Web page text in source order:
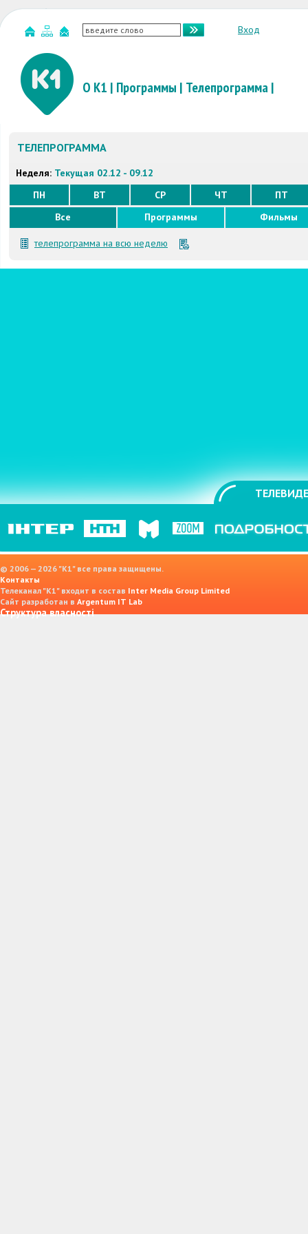
Вход
О К1 | Программы | Телепрограмма|
ТЕЛЕПРОГРАММА
Неделя: Текущая 02.12 - 09.12
ПН
ВТ СР ЧТ
ПТ
Все
Программы Фильмы
телепрограмма на всю неделю
© 2006 — 2026 "K1" все права защищены.
Контакты
Телеканал "К1" входит в состав Inter Media Group Limited
Сайт разработан в Argentum IT Lab
Структура власності